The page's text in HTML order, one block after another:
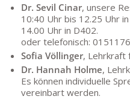
Dr. Sevil Cinar, unsere
10:40 Uhr bis 12.25 Uhr
14.00 Uhr in D402.
oder telefonisch:
Sofia Völlinger, Lehrkraft
Dr. Hannah Holme,
Es können individuelle
vereinbart werden.